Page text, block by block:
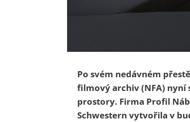
Po svém nedávném
filmový archiv (NFA) nyní
prostory. Firma Profil
Schwestern vytvořila v